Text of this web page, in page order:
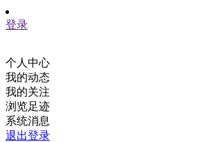
登录
个人中心
我的动态
我的关注
浏览足迹
系统消息
退出登录